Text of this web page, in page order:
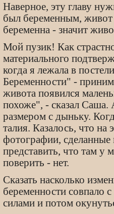
Наверное, эту главу
был беременным, живот
беременна - значит
Мой пузик! Как
материального
когда я лежала в
Беременности" -
живота появился
похоже", - сказал Саша.
размером с дыньку.
талия. Казалось, что на
фотографии, сделанные
представить, что там у
поверить - нет.
Сказать насколько
беременности совпало
силами и потом